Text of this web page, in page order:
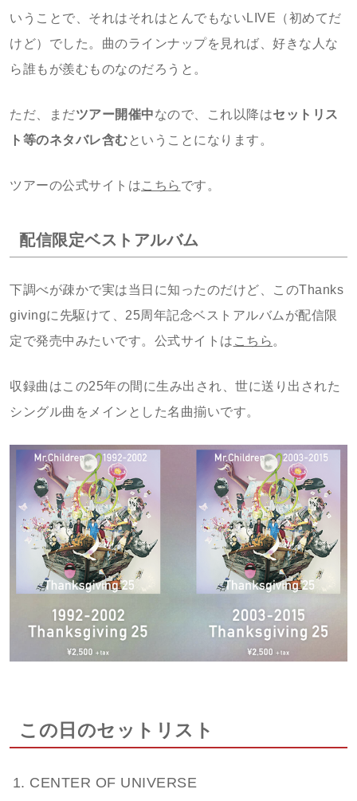
いうことで、それはそれはとんでもないLIVE（初めてだ
けど）でした。曲のラインナップを見れば、好きな人な
ら誰もが羨むものなのだろうと。
ただ、まだツアー開催中なので、これ以降はセットリス
ト等のネタバレ含む ということになります。
ツアーの公式サイトはこちら です。
配信限定ベストアルバム
下調べが疎かで実は当日に知ったのだけど、このThanks
givingに先駆けて、25周年記念ベストアルバムが配信限
定で発売中みたいです。公式サイトは こちら 。
収録曲はこの25年の間に生み出され、世に送り出された
シングル曲をメインとした名曲揃いです。
この日のセットリスト
CENTER OF UNIVERSE